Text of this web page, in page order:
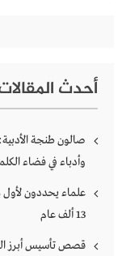
أحدث
صالون طنجة
وأدباء في فضاء
علماء يحددون
13 ألف عام
قصص تأسيس أبرز